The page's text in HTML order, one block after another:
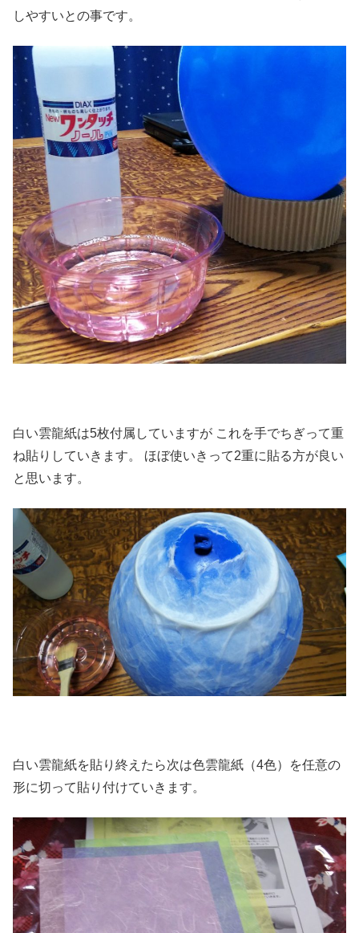
しやすいとの事です。
白い雲龍紙は5枚付属していますが これを手でちぎって重
ね貼りしていきます。 ほぼ使いきって2重に貼る方が良い
と思います。
白い雲龍紙を貼り終えたら次は色雲龍紙（4色）を任意の
形に切って貼り付けていきます。